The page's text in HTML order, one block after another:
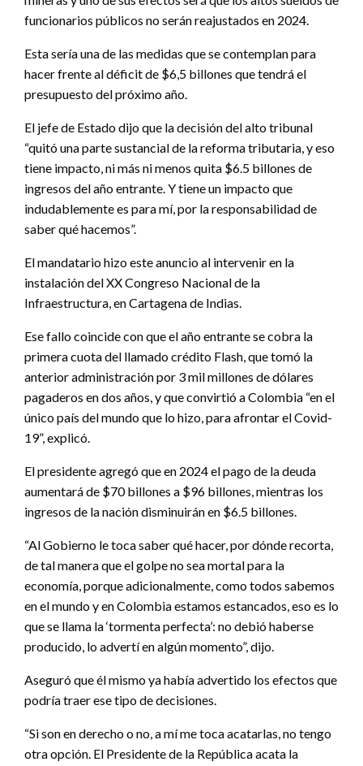
funcionarios públicos no serán reajustados en 2024.
Esta sería una de las medidas que se contemplan para
hacer frente al déficit de $6,5 billones que tendrá el
presupuesto del próximo año.
El jefe de Estado dijo que la decisión del alto tribunal
“quitó una parte sustancial de la reforma tributaria, y eso
tiene impacto, ni más ni menos quita $6.5 billones de
ingresos del año entrante. Y tiene un impacto que
indudablemente es para mí, por la responsabilidad de
saber qué hacemos”.
El mandatario hizo este anuncio al intervenir en la
instalación del XX Congreso Nacional de la
Infraestructura, en Cartagena de Indias.
Ese fallo coincide con que el año entrante se cobra la
primera cuota del llamado crédito Flash, que tomó la
anterior administración por 3 mil millones de dólares
pagaderos en dos años, y que convirtió a Colombia “en el
único país del mundo que lo hizo, para afrontar el Covid-
19”, explicó.
El presidente agregó que en 2024 el pago de la deuda
aumentará de $70 billones a $96 billones, mientras los
ingresos de la nación disminuirán en $6.5 billones.
“Al Gobierno le toca saber qué hacer, por dónde recorta,
de tal manera que el golpe no sea mortal para la
economía, porque adicionalmente, como todos sabemos
en el mundo y en Colombia estamos estancados, eso es lo
que se llama la ‘tormenta perfecta’: no debió haberse
producido, lo advertí en algún momento”, dijo.
Aseguró que él mismo ya había advertido los efectos que
podría traer ese tipo de decisiones.
“Si son en derecho o no, a mí me toca acatarlas, no tengo
otra opción. El Presidente de la República acata la